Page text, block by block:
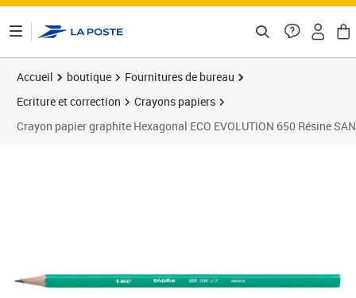
Accueil boutique
Fournitures de bureau
Ecriture et correction
Crayons papiers
Crayon papier graphite Hexagonal ECO EVOLUTION 650 Résine